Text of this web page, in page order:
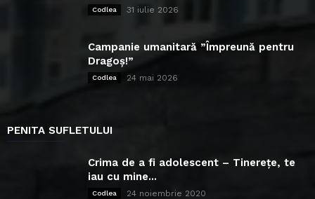
Codlea 31 iulie 2026
Campanie umanitară ”Împreună pentru
Dragoș!”
Codlea 24 mai 2026
PENITA SUFLETULUI
Crima de a fi adolescent – Tinerețe, te
iau cu mine...
Codlea 24 noiembrie 2020